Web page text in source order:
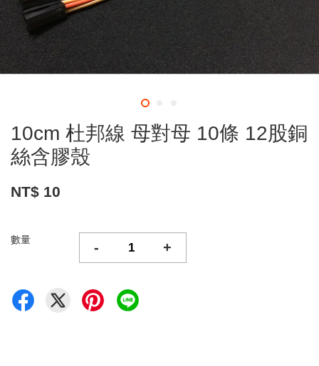
10cm 杜邦線 母對母 10條 12股銅
絲含膠殼
NT$ 10
數量 - +